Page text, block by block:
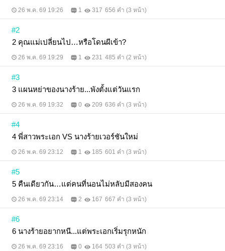
26 พ.ค. 69 19:26 1 317 656 คำ (3 หน้า)
#2
2 คุณแม่เปลี่ยนไป…หรือโดนผีเข้า?
26 พ.ค. 69 19:29 1 231 485 คำ (2 หน้า)
#3
3 แผนหย่าของนางร้าย...พังตั้งแต่วันแรก
26 พ.ค. 69 19:32 0 209 636 คำ (3 หน้า)
#4
4 พี่สาวพระเอก VS นางร้ายเวอร์ชันใหม่
26 พ.ค. 69 23:12 1 185 601 คำ (3 หน้า)
#5
5 คืนเดียวกัน…แต่คนที่นอนไม่หลับมีสองคน
26 พ.ค. 69 23:14 2 167 667 คำ (3 หน้า)
#6
6 นางร้ายอยากหนี...แต่พระเอกเริ่มรุกหนัก
26 พ.ค. 69 23:16 0 164 503 คำ (3 หน้า)